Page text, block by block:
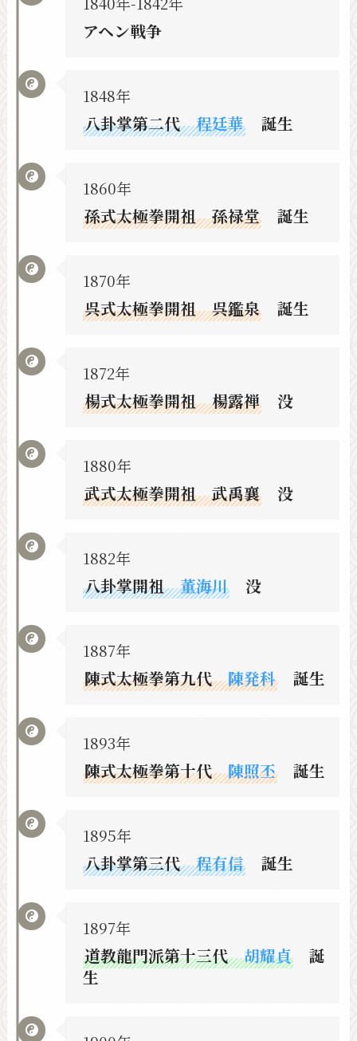
アヘン戦争
1848年
八卦掌第二代程廷華 誕生
1860年
孫式太極拳開祖 孫禄堂 誕生
1870年
呉式太極拳開祖 呉鑑泉 誕生
1872年
楊式太極拳開祖 楊露禅 没
1880年
武式太極拳開祖 武禹襄 没
1882年
八卦掌開祖董海川 没
1887年
陳式太極拳第九代陳発科 誕生
1893年
陳式太極拳第十代陳照丕 誕生
1895年
八卦掌第三代程有信 誕生
1897年
道教龍門派第十三代胡耀貞 誕
生